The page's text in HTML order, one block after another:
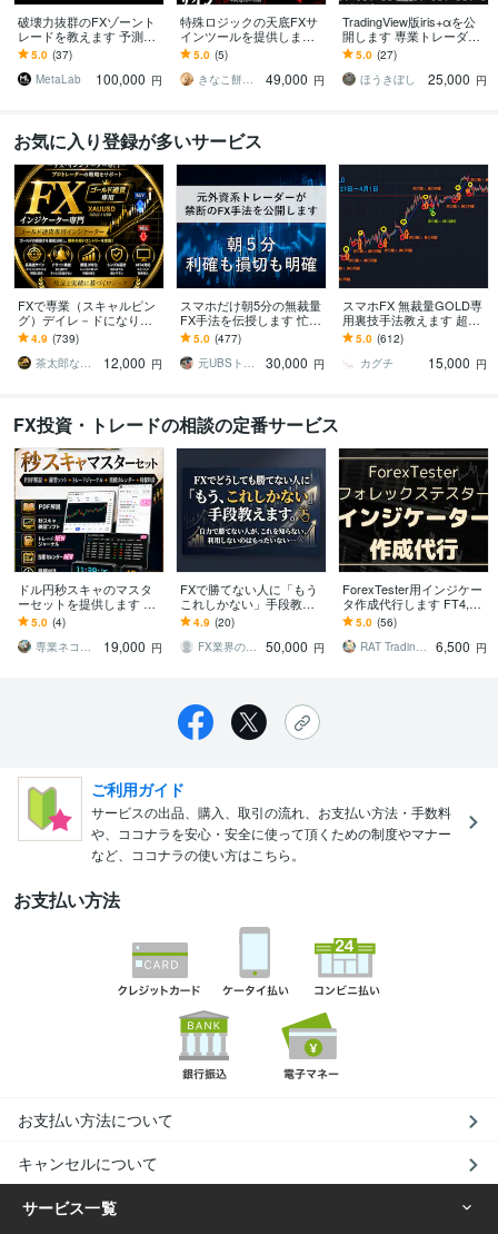
破壊力抜群のFXゾーント
レードを教えます 予測は
必要ない。一度身につけ
たら一生物の投機スキ
ル。
5.0 (37)
MetaLab
100,000 円
特殊ロジックの天底FXサ
インツールを提供します 1
分足で1日20回以上のシグ
ナル！特殊ロジック搭
載！
5.0 (5)
きなこ餅トレーダー
49,000 円
TradingView版iris+αを公
開します 専業トレーダー
が使ってきた手法をTradin
gViewで！
5.0 (27)
ほうきぼし
25,000 円
お気に入り登録が多いサービス
FXで専業（スキャルピン
グ）デイレ－ドになりま
す ゴ－ルド通貨 期間限
定価格 12000円
4.9 (739)
茶太郎なのだ
12,000 円
スマホだけ朝5分の無裁量
FX手法を伝授します 忙し
い朝でも迷わない。利確
損切まで決めた固定ルー
ル
5.0 (477)
元UBSトレーダー
30,000 円
スマホFX 無裁量GOLD専
用裏技手法教えます 超人
気手法が5年目突入神セー
ル→残り1名
5.0 (612)
カグチ
15,000 円
FX投資・トレードの相談の定番サービス
ドル円秒スキャのマスタ
ーセットを提供します PD
Fと練習ソフトで勝ち方の
基本をマスターしてくだ
さい！
5.0 (4)
専業ネコ科トレーダー
19,000 円
FXで勝てない人に「もう
これしかない」手段教え
ます 自力で勝てない人が
これを知らない、利用し
ないのはもったいない
4.9 (20)
FX業界の「内幕」を伝える人
50,000 円
ForexTester用インジケー
タ作成代行します FT4,FT
5,FT6に対応可能
5.0 (56)
RAT Trading Systems
6,500 円
ご利用ガイド
サービスの出品、購入、取引の流れ、お支払い方法・手数料
や、ココナラを安心・安全に使って頂くための制度やマナー
など、ココナラの使い方はこちら。
お支払い方法
お支払い方法について
キャンセルについて